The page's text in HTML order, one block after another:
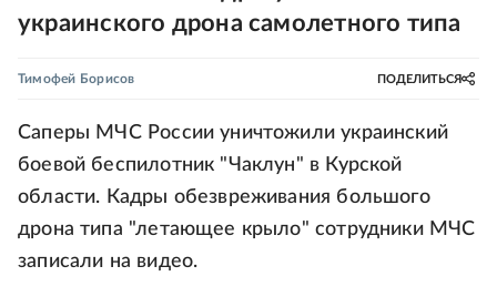
украинского дрона самолетного типа
Тимофей Борисов ПОДЕЛИТЬСЯ
Саперы МЧС России уничтожили украинский
боевой беспилотник "Чаклун" в Курской
области. Кадры обезвреживания большого
дрона типа "летающее крыло" сотрудники МЧС
записали на видео.